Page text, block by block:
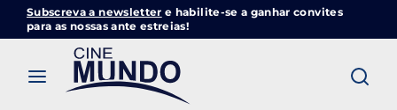
Subscreva a newsletter e habilite-se a ganhar convites
para as nossas ante estreias!
Cinemundo – Onde O Cinema Acontece
Login